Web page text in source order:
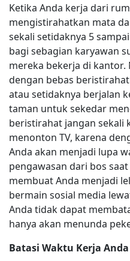
Ketika Anda kerja dari
mengistirahatkan mata
sekali setidaknya 5
bagi sebagian karyawan
mereka bekerja di kantor.
dengan bebas
atau setidaknya berjalan
taman untuk sekedar
beristirahat jangan sekali
menonton TV, karena
Anda akan menjadi lupa
pengawasan dari bos
membuat Anda menjadi
bermain sosial media
Anda tidak dapat
hanya akan menunda
Batasi Waktu Kerja Anda